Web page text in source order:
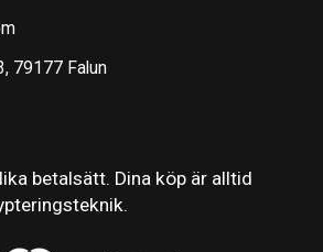
79177 Falun
betalsätt. Dina köp är alltid